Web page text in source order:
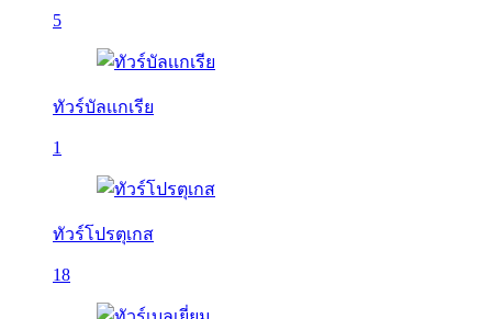
5
ทัวร์บัลเเกเรีย
1
ทัวร์โปรตุเกส
18